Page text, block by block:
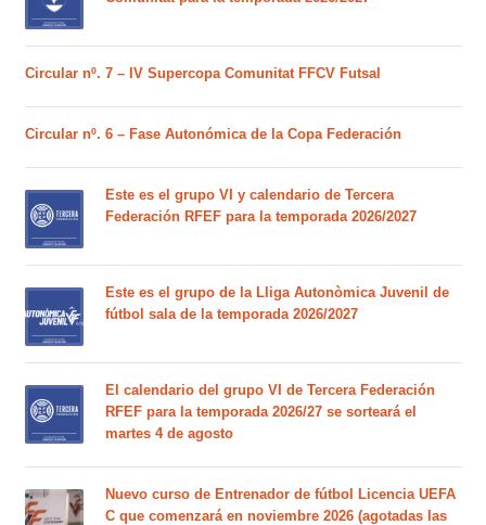
Circular nº. 7 – IV Supercopa Comunitat FFCV Futsal
Circular nº. 6 – Fase Autonómica de la Copa Federación
Este es el grupo VI y calendario de Tercera
Federación RFEF para la temporada 2026/2027
Este es el grupo de la Lliga Autonòmica Juvenil de
fútbol sala de la temporada 2026/2027
El calendario del grupo VI de Tercera Federación
RFEF para la temporada 2026/27 se sorteará el
martes 4 de agosto
Nuevo curso de Entrenador de fútbol Licencia UEFA
C que comenzará en noviembre 2026 (agotadas las